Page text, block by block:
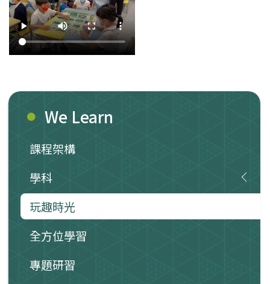
We Learn
課程架構
學科
玩趣時光
全方位學習
專題研習